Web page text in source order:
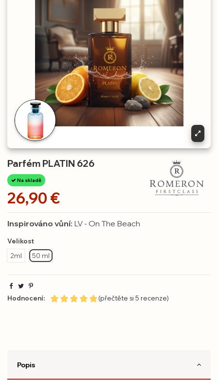
Parfém PLATIN 626
Na skladě
26,90 €
Inspirováno vůní: LV - On The Beach
Velikost
2ml
50 ml
Hodnocení: (přečtěte si 5 recenze)
Popis